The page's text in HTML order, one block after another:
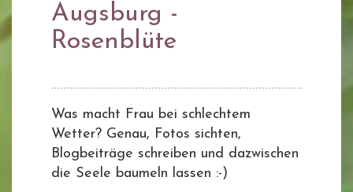
Augsburg -
Rosenblüte
Was macht Frau bei schlechtem
Wetter? Genau, Fotos sichten,
Blogbeiträge schreiben und dazwischen
die Seele baumeln lassen :-)